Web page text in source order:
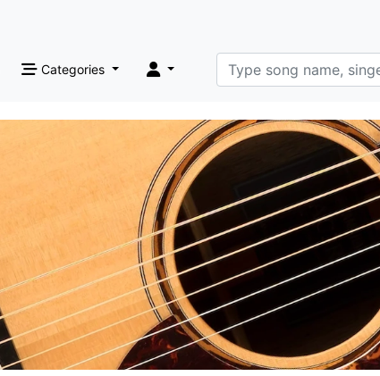
Categories